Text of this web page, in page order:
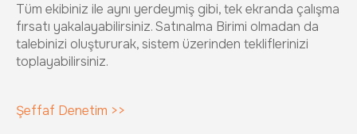
Tüm ekibiniz ile aynı yerdeymiş gibi, tek ekranda çalışma
fırsatı yakalayabilirsiniz. Satınalma Birimi olmadan da
talebinizi oluştururak, sistem üzerinden tekliflerinizi
toplayabilirsiniz.
Şeffaf Denetim >>